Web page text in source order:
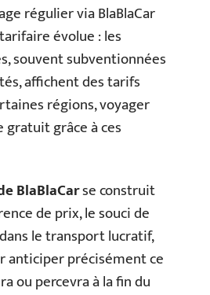
régulier via BlaBlaCar
évolue : les
souvent subventionnées
affichent des tarifs
régions, voyager
grâce à ces
BlaBlaCarse construit
de prix, le souci de
le transport lucratif,
anticiper précisément ce
ou percevra à la fin du